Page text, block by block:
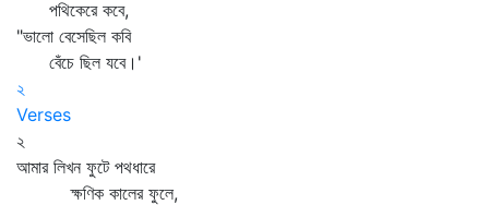
পথিকেরে কবে,
"ভালো বেসেছিল কবি
বেঁচে ছিল যবে।'
২
Verses
২
আমার লিখন ফুটে পথধারে
ক্ষণিক কালের ফুলে,